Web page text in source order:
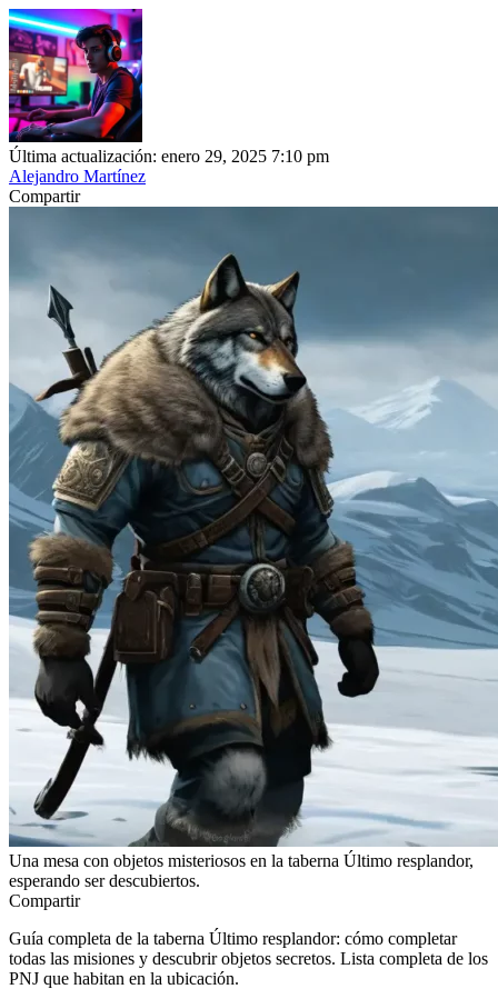
Última actualización: enero 29, 2025 7:10 pm
Alejandro Martínez
Compartir
Una mesa con objetos misteriosos en la taberna Último resplandor,
esperando ser descubiertos.
Compartir
Guía completa de la taberna Último resplandor: cómo completar
todas las misiones y descubrir objetos secretos. Lista completa de los
PNJ que habitan en la ubicación.